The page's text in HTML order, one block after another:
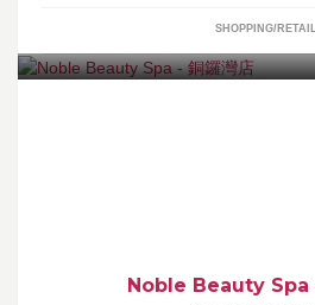
SHOPPING/
Noble Beauty Spa